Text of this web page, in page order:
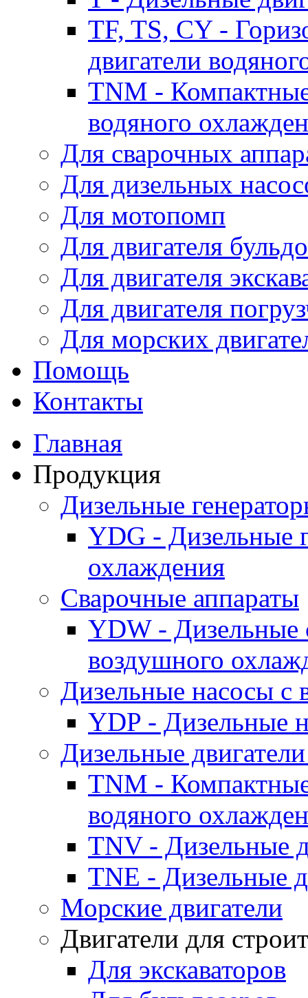
TF, TS, CY -
двигатели
TNM -
водяного
Для сварочных
Для дизельных
Для мотопомп
Для двигателя
Для двигателя
Для двигателя
Для морских
Помощь
Контакты
Главная
Продукция
Дизельные
YDG - Дизельные
охлаждения
Cварочные аппараты
YDW - Дизельные
воздушного
Дизельные насосы
YDP - Дизельные
Дизельные
TNM -
водяного
TNV - Дизельные
TNE - Дизельные
Морские двигатели
Двигатели для
Для экскаваторов